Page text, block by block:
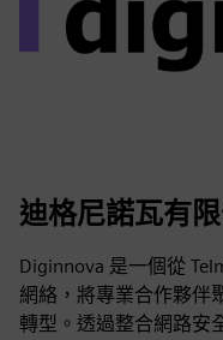
迪格尼諾瓦有
Diginnova 是一個從
網絡，將專業合作夥伴
轉型。透過整合網路安